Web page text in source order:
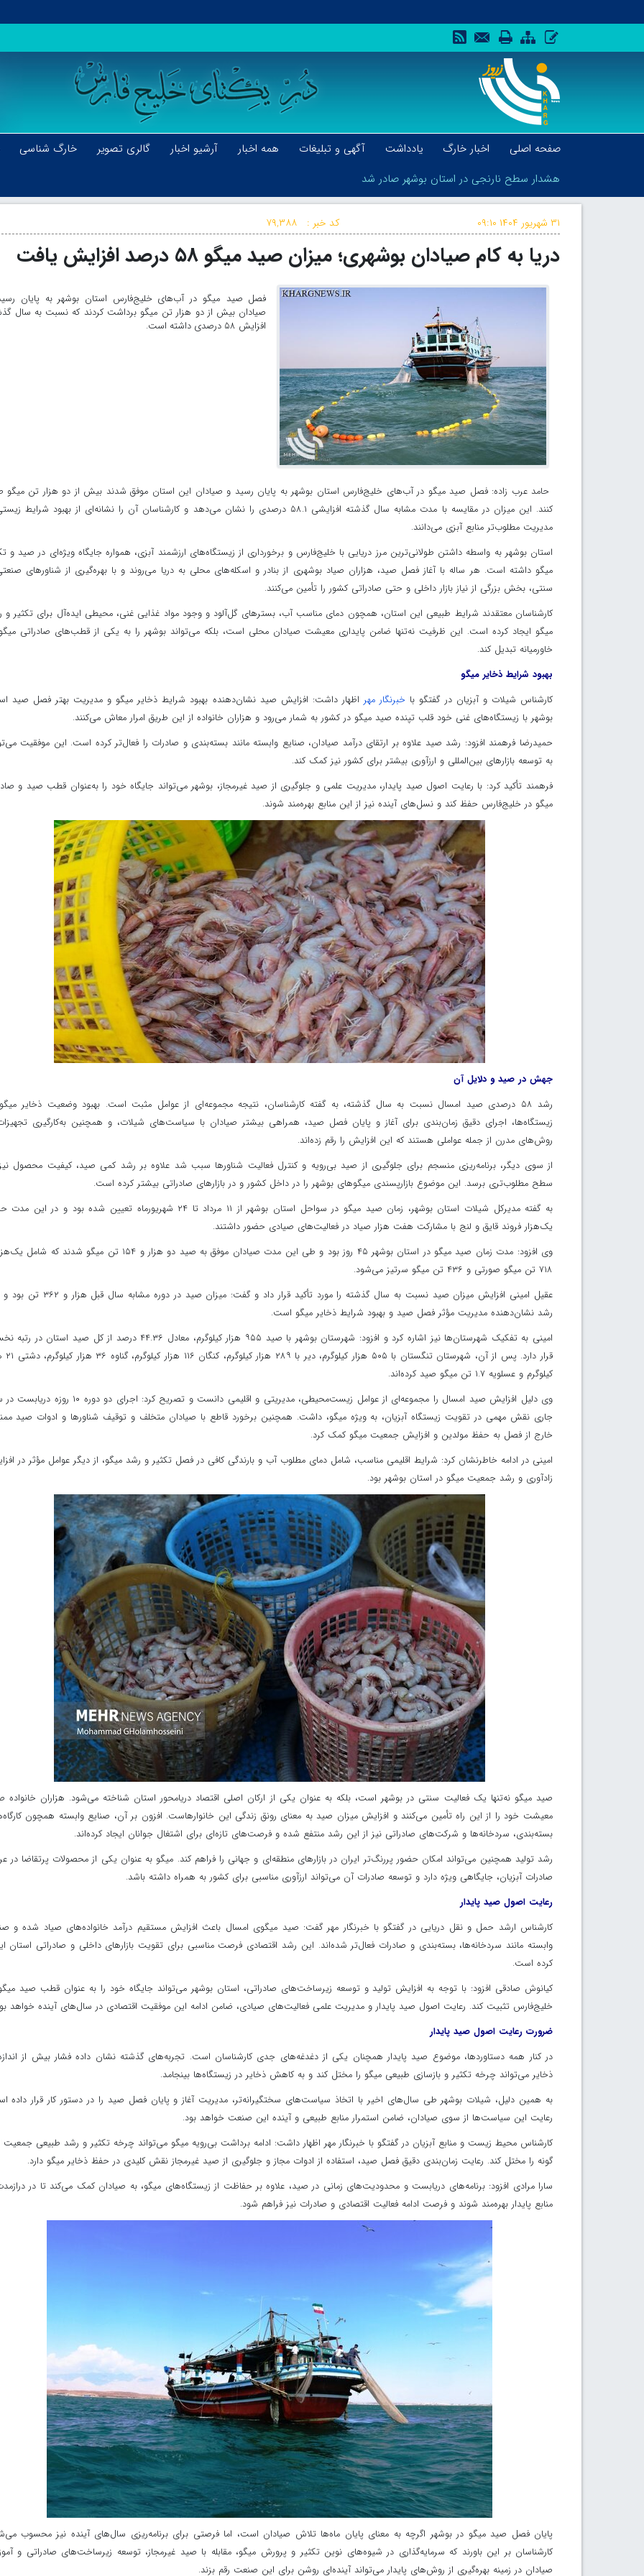
صفحه اصلی اخبار خارگ یادداشت آگهی و تبلیغات همه اخبار آرشیو اخبار گالری تصویر خارگ شناسی
هشدار سطح نارنجی در استان بوشهر صادر شد
هشدار سطح نارنجی در استان بوشهر صادر شد
کد خبر : ۷۹,۳۸۸ ۳۱ شهریور ۱۴۰۴ ۰۹:۱۰
دریا به کام صیادان بوشهری؛ میزان صید میگو ۵۸ درصد افزایش یافت
فصل صید میگو در آب‌های خلیج‌فارس استان بوشهر به پایان
صیادان بیش از دو هزار تن میگو برداشت کردند که نسبت به سال
افزایش ۵۸ درصدی داشته است.
حامد عرب زاده: فصل صید میگو در آب‌های خلیج‌فارس استان بوشهر به پایان رسید و صیادان این استان موفق شدند بیش از دو هزار تن میگو
کنند. این میزان در مقایسه با مدت مشابه سال گذشته افزایشی ۵۸.۱ درصدی را نشان می‌دهد و کارشناسان آن را نشانه‌ای از بهبود شرایط
مدیریت مطلوب‌تر منابع آبزی می‌دانند.
استان بوشهر به واسطه داشتن طولانی‌ترین مرز دریایی با خلیج‌فارس و برخورداری از زیستگاه‌های ارزشمند آبزی، همواره جایگاه ویژه‌ای در صید و
میگو داشته است. هر ساله با آغاز فصل صید، هزاران صیاد بوشهری از بنادر و اسکله‌های محلی به دریا می‌روند و با بهره‌گیری از شناورهای
سنتی، بخش بزرگی از نیاز بازار داخلی و حتی صادراتی کشور را تأمین می‌کنند.
کارشناسان معتقدند شرایط طبیعی این استان، همچون دمای مناسب آب، بسترهای گل‌آلود و وجود مواد غذایی غنی، محیطی ایده‌آل برای تکثیر و
میگو ایجاد کرده است. این ظرفیت نه‌تنها ضامن پایداری معیشت صیادان محلی است، بلکه می‌تواند بوشهر را به یکی از قطب‌های صادراتی
خاورمیانه تبدیل کند.
بهبود شرایط ذخایر میگو
کارشناس شیلات و آبزیان در گفتگو با خبرنگار مهراظهار داشت: افزایش صید نشان‌دهنده بهبود شرایط ذخایر میگو و مدیریت بهتر فصل صید
بوشهر با زیستگاه‌های غنی خود قلب تپنده صید میگو در کشور به شمار می‌رود و هزاران خانواده از این طریق امرار معاش می‌کنند.
حمیدرضا فرهمند افزود: رشد صید علاوه بر ارتقای درآمد صیادان، صنایع وابسته مانند بسته‌بندی و صادرات را فعال‌تر کرده است. این موفقیت
به توسعه بازارهای بین‌المللی و ارزآوری بیشتر برای کشور نیز کمک کند.
فرهمند تأکید کرد: با رعایت اصول صید پایدار، مدیریت علمی و جلوگیری از صید غیرمجاز، بوشهر می‌تواند جایگاه خود را به‌عنوان قطب صید و
میگو در خلیج‌فارس حفظ کند و نسل‌های آینده نیز از این منابع بهره‌مند شوند.
جهش در صید و دلایل آن
رشد ۵۸ درصدی صید امسال نسبت به سال گذشته، به گفته کارشناسان، نتیجه مجموعه‌ای از عوامل مثبت است. بهبود وضعیت ذخایر
زیستگاه‌ها، اجرای دقیق زمان‌بندی برای آغاز و پایان فصل صید، همراهی بیشتر صیادان با سیاست‌های شیلات، و همچنین به‌کارگیری
روش‌های مدرن از جمله عواملی هستند که این افزایش را رقم زده‌اند.
از سوی دیگر، برنامه‌ریزی منسجم برای جلوگیری از صید بی‌رویه و کنترل فعالیت شناورها سبب شد علاوه بر رشد کمی صید، کیفیت محصول
سطح مطلوب‌تری برسد. این موضوع بازارپسندی میگوهای بوشهر را در داخل کشور و در بازارهای صادراتی بیشتر کرده است.
به گفته مدیرکل شیلات استان بوشهر، زمان صید میگو در سواحل استان بوشهر از ۱۱ مرداد تا ۲۴ شهریورماه تعیین شده بود و در
یک‌هزار فروند قایق و لنج با مشارکت هفت هزار صیاد در فعالیت‌های صیادی حضور داشتند.
وی افزود: مدت زمان صید میگو در استان بوشهر ۴۵ روز بود و طی این مدت صیادان موفق به صید دو هزار و ۱۵۴ تن میگو شدند
۷۱۸ تن میگو صورتی و ۴۳۶ تن میگو سرتیز می‌شود.
عقیل امینی افزایش میزان صید نسبت به سال گذشته را مورد تأکید قرار داد و گفت: میزان صید در
رشد نشان‌دهنده مدیریت مؤثر فصل صید و بهبود شرایط ذخایر میگو است.
امینی به تفکیک شهرستان‌ها نیز اشاره کرد و افزود: شهرستان بوشهر با صید ۹۵۵ هزار کیلوگرم، معادل ۴۴.۳۶ درصد از کل صید
قرار دارد.
کیلوگرم و عسلویه ۱.۷ تن میگو صید کرده‌اند.
وی دلیل افزایش صید امسال را مجموعه‌ای از عوامل زیست‌محیطی، مدیریتی و اقلیمی دانست و تصریح کرد: اجرای دو
جاری نقش مهمی در تقویت زیستگاه آبزیان، به ویژه میگو، داشت. همچنین برخورد قاطع با صیادان متخلف و توقیف شناورها و ادوات صید
خارج از فصل به حفظ مولدین و افزایش جمعیت میگو کمک کرد.
امینی در ادامه خاطرنشان کرد: شرایط اقلیمی مناسب، شامل دمای مطلوب آب و بارندگی کافی در فصل تکثیر و رشد میگو، از دیگر عوامل مؤثر در
زادآوری و رشد جمعیت میگو در استان بوشهر بود.
صید میگو نه‌تنها یک فعالیت سنتی در بوشهر است، بلکه به عنوان یکی از ارکان اصلی اقتصاد دریامحور استان شناخته می‌شود. هزاران خانواده
معیشت خود را از این راه تأمین می‌کنند و افزایش میزان صید به معنای رونق زندگی این خانوارهاست. افزون بر آن، صنایع وابسته همچون
بسته‌بندی، سردخانه‌ها و شرکت‌های صادراتی نیز از این رشد منتفع شده و فرصت‌های تازه‌ای برای اشتغال جوانان ایجاد کرده‌اند.
رشد تولید همچنین می‌تواند امکان حضور پررنگ‌تر ایران در بازارهای منطقه‌ای و جهانی را فراهم کند. میگو به عنوان یکی از محصولات پرتقاضا در
صادرات آبزیان، جایگاهی ویژه دارد و توسعه صادرات آن می‌تواند ارزآوری مناسبی برای کشور به همراه داشته باشد.
رعایت اصول صید پایدار
کارشناس ارشد حمل و نقل دریایی در گفتگو با خبرنگار مهر گفت: صید میگوی امسال باعث افزایش مستقیم درآمد خانواده‌های صیاد شده و
وابسته مانند سردخانه‌ها، بسته‌بندی و صادرات فعال‌تر شده‌اند. این رشد اقتصادی فرصت مناسبی برای تقویت بازارهای داخلی و صادراتی استان
کرده است.
کیانوش صادقی افزود: با توجه به افزایش تولید و توسعه زیرساخت‌های صادراتی، استان بوشهر می‌تواند جایگاه خود را به عنوان قطب صید
خلیج‌فارس تثبیت کند. رعایت اصول صید پایدار و مدیریت علمی فعالیت‌های صیادی، ضامن ادامه این موفقیت اقتصادی در سال‌های آینده خواهد
ضرورت رعایت اصول صید پایدار
در کنار همه دستاوردها، موضوع صید پایدار همچنان یکی از دغدغه‌های جدی کارشناسان است. تجربه‌های گذشته نشان داده فشار بیش از
ذخایر می‌تواند چرخه تکثیر و بازسازی طبیعی میگو را مختل کند و به کاهش ذخایر در زیستگاه‌ها بینجامد.
به همین دلیل، شیلات بوشهر طی سال‌های اخیر با اتخاذ سیاست‌های سختگیرانه‌تر، مدیریت آغاز و پایان فصل صید را در دستور کار قرار داده
رعایت این سیاست‌ها از سوی صیادان، ضامن استمرار منابع طبیعی و آینده این صنعت خواهد بود.
کارشناس محیط زیست و منابع آبزیان در گفتگو با خبرنگار مهر اظهار داشت: ادامه برداشت بی‌رویه میگو می‌تواند چرخه تکثیر و رشد طبیعی جمعیت
گونه را مختل کند. رعایت زمان‌بندی دقیق فصل صید، استفاده از ادوات مجاز و جلوگیری از صید غیرمجاز نقش کلیدی در حفظ ذخایر میگو دارد.
سارا مرادی افزود: برنامه‌های دریابست و محدودیت‌های زمانی در صید، علاوه بر حفاظت از زیستگاه‌های میگو، به صیادان کمک می‌کند تا در
منابع پایدار بهره‌مند شوند و فرصت ادامه فعالیت اقتصادی و صادرات نیز فراهم شود.
پایان فصل صید میگو در بوشهر اگرچه به معنای پایان ماه‌ها تلاش صیادان است، اما فرصتی برای برنامه‌ریزی سال‌های آینده نیز محسوب
کارشناسان بر این باورند که سرمایه‌گذاری در شیوه‌های نوین تکثیر و پرورش میگو، مقابله با صید غیرمجاز، توسعه زیرساخت‌های صادراتی و
صیادان در زمینه بهره‌گیری از روش‌های پایدار می‌تواند آینده‌ای روشن برای این صنعت رقم بزند.